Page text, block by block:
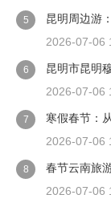
5
昆明周边游
2026-07-06
6
昆明市昆明
2026-07-06
7
寒假春节：
2026-07-06
8
春节云南旅
2026-07-06